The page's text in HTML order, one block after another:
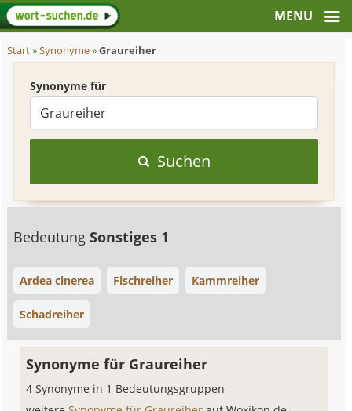
Start»Synonyme»Graureiher
Synonyme für
Suchen
BedeutungSonstiges 1
Ardea cinerea Fischreiher Kammreiher
Schadreiher
Synonyme für Graureiher
4 Synonyme in 1 Bedeutungsgruppen